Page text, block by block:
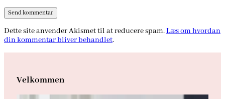
Dette site anvender Akismet til at reducere spam.Læs om hvordan
din kommentar bliver behandlet.
Velkommen